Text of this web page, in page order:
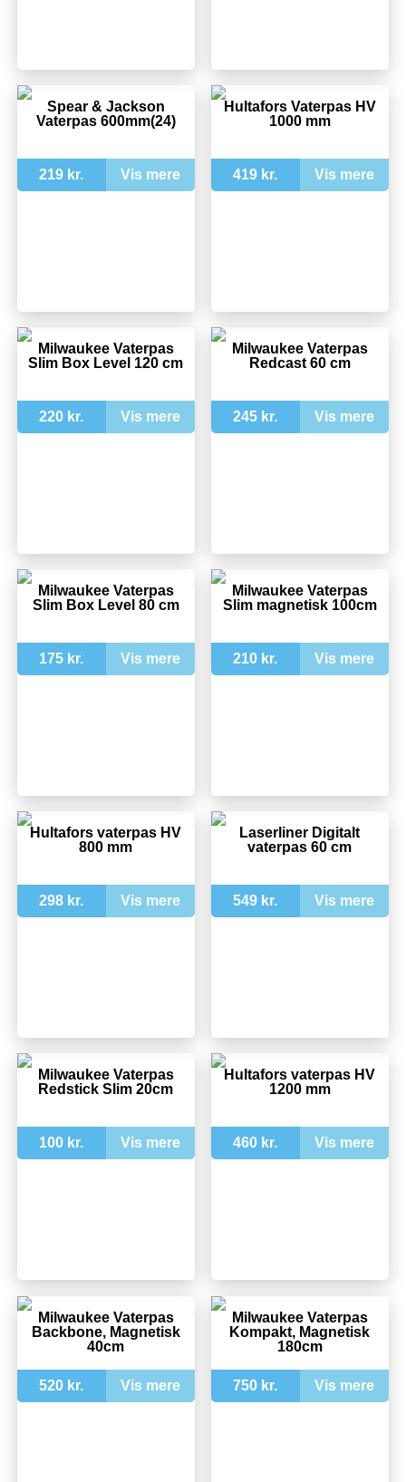
Spear & Jackson
Vaterpas 600mm(24)
219 kr. Vis mere
Hultafors Vaterpas HV
1000 mm
419 kr. Vis mere
Milwaukee Vaterpas
Slim Box Level 120 cm
220 kr. Vis mere
Milwaukee Vaterpas
Redcast 60 cm
245 kr. Vis mere
Milwaukee Vaterpas
Slim Box Level 80 cm
175 kr. Vis mere
Milwaukee Vaterpas
Slim magnetisk 100cm
210 kr. Vis mere
Hultafors vaterpas HV
800 mm
298 kr. Vis mere
Laserliner Digitalt
vaterpas 60 cm
549 kr. Vis mere
Milwaukee Vaterpas
Redstick Slim 20cm
100 kr. Vis mere
Hultafors vaterpas HV
1200 mm
460 kr. Vis mere
Milwaukee Vaterpas
Backbone, Magnetisk
40cm
520 kr. Vis mere
Milwaukee Vaterpas
Kompakt, Magnetisk
180cm
750 kr. Vis mere